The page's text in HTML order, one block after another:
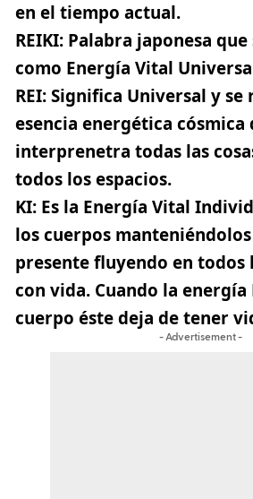
en el tiempo actual.
REIKI: Palabra japonesa
como Energía Vital
REI:Significa Universal y se
esencia energética cósmica
interprenetra todas las
todos los espacios.
KI: Es la Energía Vital
los cuerpos
presente fluyendo en todos
con vida. Cuando la energía
cuerpo éste deja de tener
- Advertisement -